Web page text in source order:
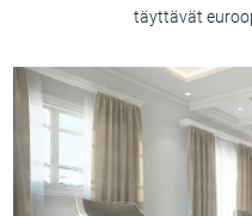
täyttävät